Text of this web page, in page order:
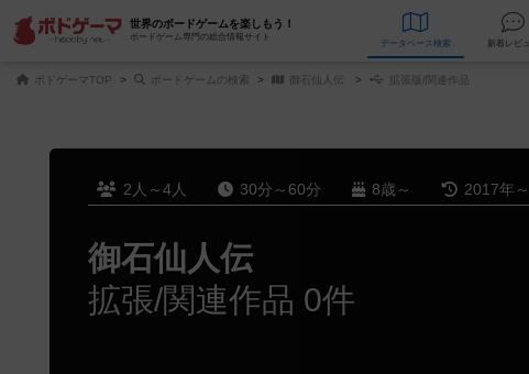
世界のボードゲームを楽しもう！
ボードゲーム専門の総合情報サイト
データベース 検索
ボドゲーマTOP ボードゲームの検索 御石仙人伝 拡張版/関連作品
2人～4人 30分～60分 8歳～ 2017年～
御石仙人伝
拡張/関連作品 0件